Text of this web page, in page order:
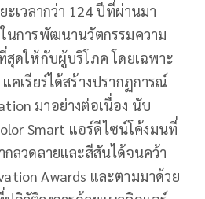
ะเวลากว่า 124 ปีที่ผ่านมา
นการพัฒนานวัตกรรมความ
สุดให้กับผู้บริโภค โดยเฉพาะ
คเรียร์ได้สร้างปรากฏการณ์
มาอย่างต่อเนื่อง นับ
Smart แอร์ดีไซน์โค้งมนที่
ลวดลายและสีสันได้จนคว้า
Awards และตามมาด้วย